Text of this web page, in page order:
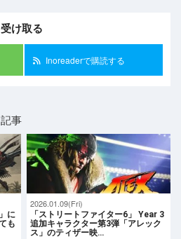
け取る
Inoreaderで購読する
事
に
も
2026.01.09(Fri)
「ストリートファイター6」 Year 3
追加キャラクター第3弾「アレック
ス」のティザー映…